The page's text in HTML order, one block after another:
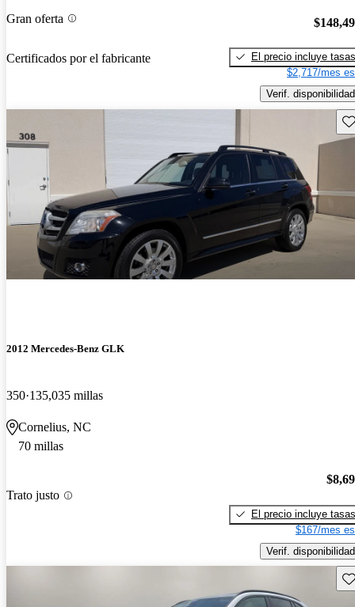
Gran oferta
Certificados por el fabricante
El precio incluye tasas
$2,717/mes
Verif. disponibilidad
2012 Mercedes-Benz GLK
350 135,035 millas
Cornelius, NC
70 millas
Trato justo
El precio incluye tasas
$167/mes
Verif. disponibilidad